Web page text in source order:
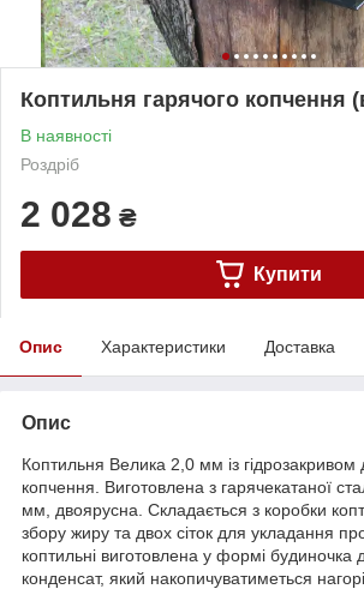
Коптильня гарячого копчення
В наявності
Роздріб
2 028 ₴
Купити
Опис Характеристики Доставка
Опис
Коптильня Велика 2,0 мм із гідрозакривом
копчення. Виготовлена з гарячекатаної
мм, двоярусна. Складається з коробки
збору жиру та двох сіток для укладання
коптильні виготовлена у формі будиночка
конденсат, який накопичуватиметься